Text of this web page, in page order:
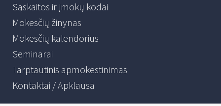
Sąskaitos ir įmokų kodai
Mokesčių žinynas
Mokesčių kalendorius
Seminarai
Tarptautinis apmokestinimas
Kontaktai / Apklausa